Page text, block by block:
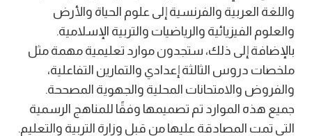
واللغة العربية والفرنسية إلى علوم الحياة والأرض
والعلوم الفيزيائية والرياضيات والتربية الإسلامية.
بالإضافة إلى ذلك، ستجدون موارد تعليمية مهمة مثل
ملخصات دروس الثالثة إعدادي والتمارين التفاعلية،
والفروض والامتحانات المحلية والجهوية المصححة.
جميع هذه الموارد تم تصميمها وفقًا للمناهج الرسمية
التي تمت المصادقة عليها من قبل وزارة التربية والتعليم.